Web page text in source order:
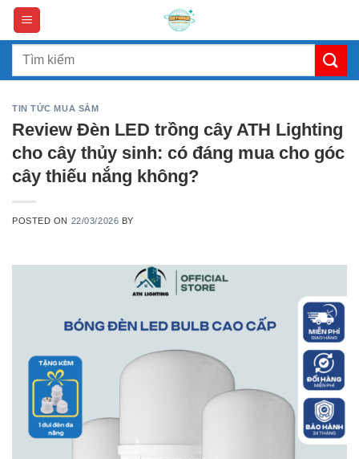
Skip
content
Search
TIN TỨC MUA SẮM
Review Đèn LED trồng cây ATH Lighting
cho cây thủy sinh: có đáng mua cho góc
cây thiếu nắng không?
POSTED ON 22/03/2026 BY